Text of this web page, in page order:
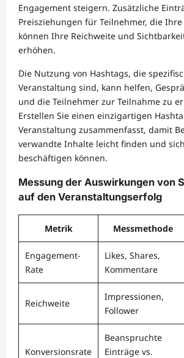
Engagement steigern. Zusätzliche
Preisziehungen für Teilnehmer, die
können Ihre Reichweite und
erhöhen.
Die Nutzung von Hashtags, die
Veranstaltung sind, kann helfen,
und die Teilnehmer zur Teilnahme zu
Erstellen Sie einen einzigartigen
Veranstaltung zusammenfasst, damit
verwandte Inhalte leicht finden und
beschäftigen können.
Messung der Auswirkungen von
auf den Veranstaltungserfolg
Metrik Messmethode
Engagement-
Rate
Likes, Shares,
Kommentare
Reichweite
Impressionen,
Follower
Konversionsrate
Beanspruchte
Einträge vs.